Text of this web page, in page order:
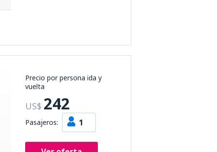
Precio por persona ida y
vuelta
US$ 242
Pasajeros: 1